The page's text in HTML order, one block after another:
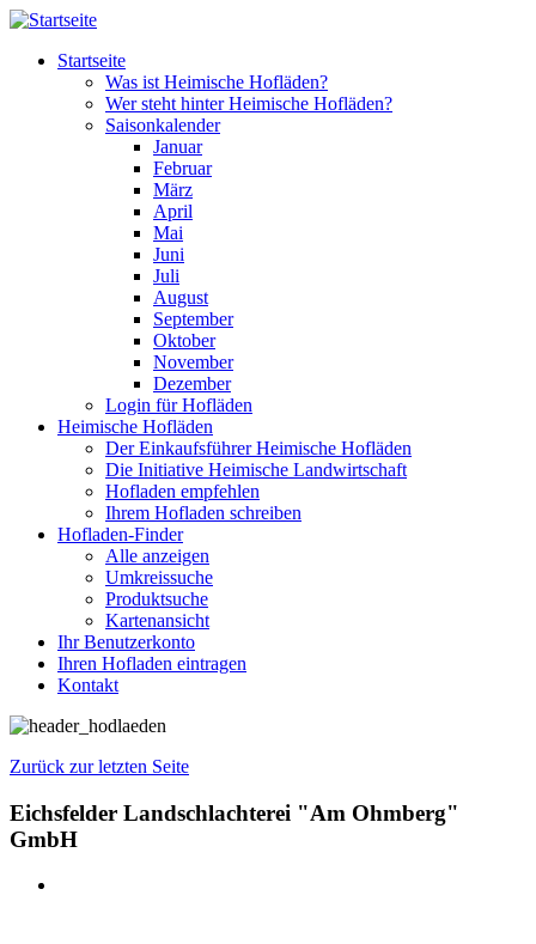
Direkt zum Inhalt
Startseite
Was ist Heimische Hofläden?
Wer steht hinter Heimische Hofläden?
Saisonkalender
Januar
Februar
März
April
Mai
Juni
Juli
August
September
Oktober
November
Dezember
Login für Hofläden
Heimische Hofläden
Der Einkaufsführer Heimische Hofläden
Die Initiative Heimische Landwirtschaft
Hofladen empfehlen
Ihrem Hofladen schreiben
Hofladen-Finder
Alle anzeigen
Umkreissuche
Produktsuche
Kartenansicht
Ihr Benutzerkonto
Ihren Hofladen eintragen
Kontakt
Zurück zur letzten Seite
Eichsfelder Landschlachterei "Am Ohmberg"
GmbH